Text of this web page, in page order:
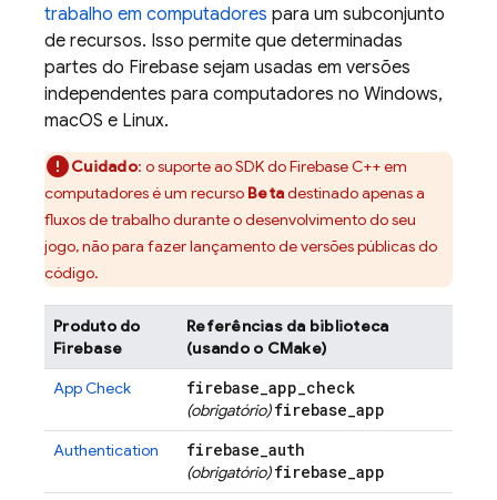
trabalho em computadores para um subconjunto
de recursos. Isso permite que determinadas
partes do Firebase sejam usadas em versões
independentes para computadores no Windows,
macOS e Linux.
Cuidado: o suporte ao SDK doFirebaseC++em
computadores é um recurso Betadestinado apenas a
fluxos de trabalho durante o desenvolvimento do seu
jogo, não para fazer lançamento de versões públicas do
código.
Produto do
Firebase
Referências da biblioteca
(usando o CMake)
App Check
firebase_app_check
(obrigatório) firebase_app
Authentication firebase_auth
(obrigatório) firebase_app